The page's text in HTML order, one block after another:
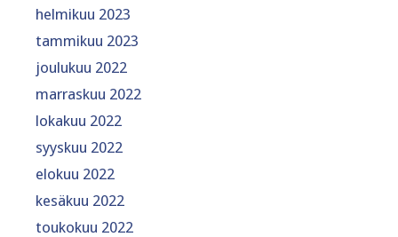
helmikuu 2023
tammikuu 2023
joulukuu 2022
marraskuu 2022
lokakuu 2022
syyskuu 2022
elokuu 2022
kesäkuu 2022
toukokuu 2022